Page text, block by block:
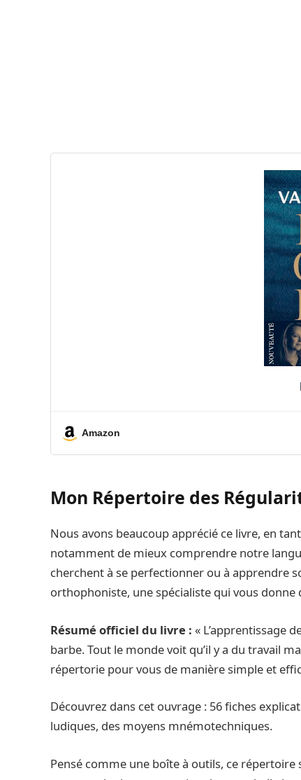
Amazon
Mon Répertoire des
Nous avons beaucoup apprécié ce livre, en
notamment de mieux comprendre notre
cherchent à se perfectionner ou à apprendre
orthophoniste, une spécialiste qui vous donne
Résumé officiel du livre : « L’apprentissage
barbe. Tout le monde voit qu’il y a du travail
répertorie pour vous de manière simple et
Découvrez dans cet ouvrage : 56 fiches
ludiques, des moyens mnémotechniques.
Pensé comme une boîte à outils, ce